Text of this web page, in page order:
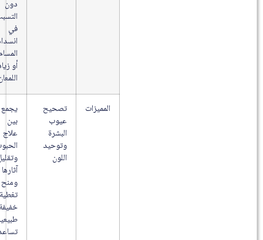
التسبب
انسداد
المسام
أو زيادة
اللمعان.
المميزات
تصحيح
عيوب
البشرة
وتوحيد
الحبوب
وتقليل
تغطية
خفيفة
طبيعية
تساعد